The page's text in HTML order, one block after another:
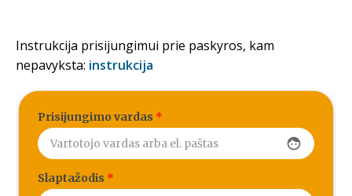
Instrukcija prisijungimui prie paskyros, kam
nepavyksta: instrukcija
Prisijungimo vardas *
face
Slaptažodis *